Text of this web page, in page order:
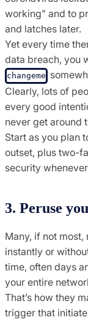
working” and to
and latches later.
Yet every time
data breach, you
changeme
Clearly, lots of
every good
never get around
Start as you plan
outset, plus two-
security
3. Peruse
Many, if not most,
instantly or
time, often days
your entire
That’s how they
trigger that